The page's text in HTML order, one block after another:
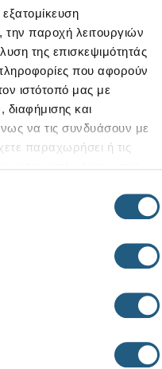
την παροχή λειτουργιών
της επισκεψιμότητάς
που αφορούν
ιστότοπό μας με
και
να τις συνδυάσουν με
παραχωρήσει ή τις